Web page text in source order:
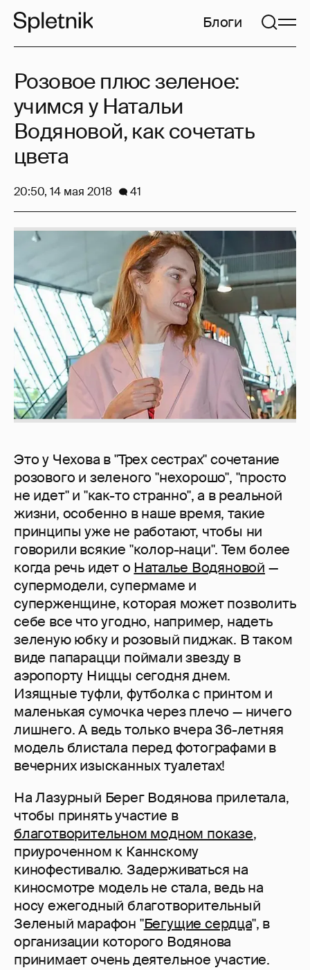
Блоги
Это у Чехова в "Трех сестрах" сочетание
розового и зеленого "нехорошо", "просто
не идет" и "как-то странно", а в реальной
жизни, особенно в наше время, такие
принципы уже не работают, чтобы ни
говорили всякие "колор-наци". Тем более
когда речь идет о Наталье Водяновой —
супермодели, супермаме и
суперженщине, которая может позволить
себе все что угодно, например, надеть
зеленую юбку и розовый пиджак. В таком
виде папарацци поймали звезду в
аэропорту Ниццы сегодня днем.
Изящные туфли, футболка с принтом и
маленькая сумочка через плечо — ничего
лишнего. А ведь только вчера 36-летняя
модель блистала перед фотографами в
вечерних изысканных туалетах!
На Лазурный Берег Водянова прилетала,
чтобы принять участие в
благотворительном модном показе,
приуроченном к Каннскому
кинофестивалю. Задерживаться на
киносмотре модель не стала, ведь на
носу ежегодный благотворительный
Зеленый марафон "Бегущие сердца", в
организации которого Водянова
принимает очень деятельное участие.
Розовое плюс зеленое:
учимся у Натальи
Водяновой, как сочетать
цвета
20:50, 14 мая 2018 41